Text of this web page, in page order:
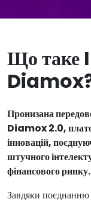
Що
Пронизана
Diamox 2.0,
інновацій,
штучного
фінансового ринку.
Завдяки